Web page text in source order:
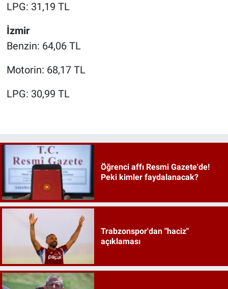
LPG: 31,19 TL
İzmir
Benzin: 64,06 TL
Motorin: 68,17 TL
LPG: 30,99 TL
Öğrenci affı Resmi Gazete'de!
Peki kimler faydalanacak?
Trabzonspor'dan "haciz"
açıklaması